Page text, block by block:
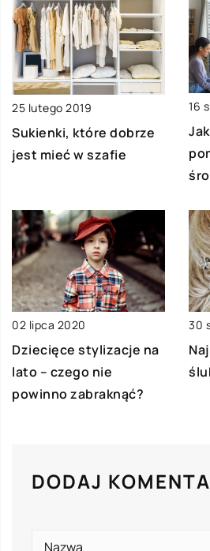
25 lutego 2019
Sukienki, które dobrze
jest mieć w szafie
16
02 lipca 2020
Dziecięce stylizacje na
lato – czego nie
powinno zabraknąć?
30
DODAJ